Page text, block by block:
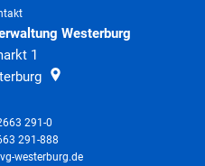
Westerburg
1
291-0
291-888
westerburg.de